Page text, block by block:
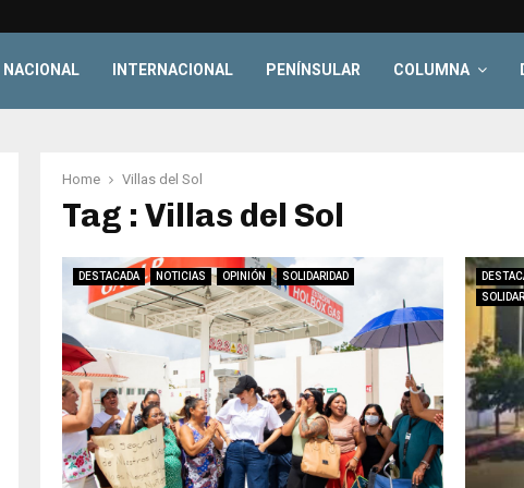
NACIONAL INTERNACIONAL PENÍNSULAR COLUMNA
Home Villas del Sol
Tag : Villas del Sol
DESTACADA NOTICIAS OPINIÓN SOLIDARIDAD